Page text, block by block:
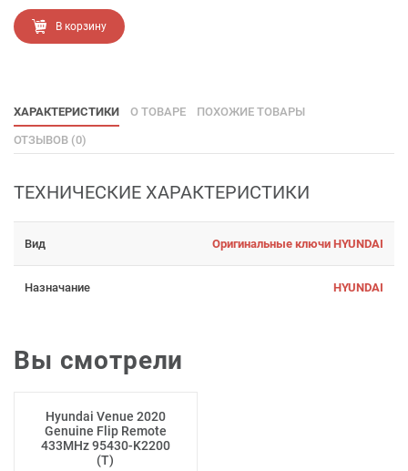
В корзину
ХАРАКТЕРИСТИКИ О ТОВАРЕ ПОХОЖИЕ ТОВАРЫ
ОТЗЫВОВ (0)
ТЕХНИЧЕСКИЕ ХАРАКТЕРИСТИКИ
Вид Оригинальные ключи HYUNDAI
Назначание HYUNDAI
Вы смотрели
Hyundai Venue 2020
Genuine Flip Remote
433MHz 95430-K2200
(T)